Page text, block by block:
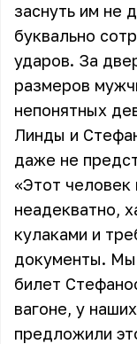
заснуть им не
буквально
ударов. За
размеров
непонятных
Линды и
даже не
«Этот
неадекватно,
кулаками и
документы. Мы
билет
вагоне, у
предложили